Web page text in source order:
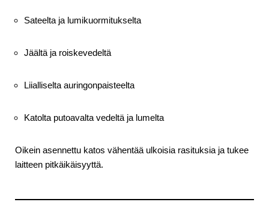
Sateelta ja lumikuormitukselta
Jäältä ja roiskevedeltä
Liialliselta auringonpaisteelta
Katolta putoavalta vedeltä ja lumelta
Oikein asennettu katos vähentää ulkoisia rasituksia ja tukee
laitteen pitkäikäisyyttä.